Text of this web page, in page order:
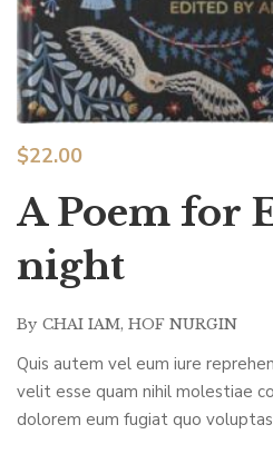
A Poem for
night
$22.00
By CHAI IAM, HOF NURGIN
Quis autem vel eum iure
velit esse quam nihil molestiae
dolorem eum fugiat quo